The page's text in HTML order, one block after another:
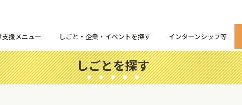
援メニュー しごと・企業・イベントを探す インターンシップ等
しごとを探す